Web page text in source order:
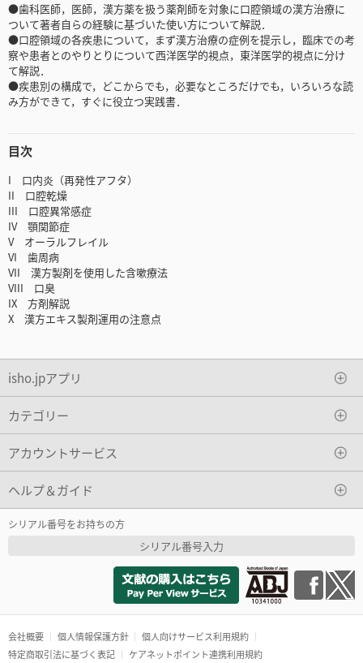
●歯科医師，医師，漢方薬を扱う薬剤師を対象に口腔領域の漢方治療に
ついて著者自らの経験に基づいた使い方について解説．
●口腔領域の各疾患について，まず漢方治療の症例を提示し，臨床での考
察や患者とのやりとりについて西洋医学的視点，東洋医学的視点に分け
て解説．
●疾患別の構成で，どこからでも，必要なところだけでも，いろいろな読
み方ができて，すぐに役立つ実践書．
目次
I 口内炎（再発性アフタ）
II 口腔乾燥
III 口腔異常感症
IV 顎関節症
V オーラルフレイル
VI 歯周病
VII 漢方製剤を使用した含嗽療法
VIII 口臭
IX 方剤解説
X 漢方エキス製剤運用の注意点
isho.jpアプリ
カテゴリー
アカウントサービス
ヘルプ＆ガイド
シリアル番号をお持ちの方
シリアル番号入力
会社概要 個人情報保護方針
個人向けサービス利用規約
特定商取引法に基づく表記
ケアネットポイント連携利用規約